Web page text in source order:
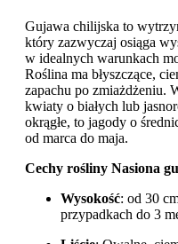
Gujawa chilijska to
który zazwyczaj osiąga
w idealnych warunkach
Roślina ma błyszczące,
zapachu po zmiażdżeniu.
kwiaty o białych lub
okrągłe, to jagody o
od marca do maja.
Cechy rośliny Nasiona
Wysokość: od 30
przypadkach do 3